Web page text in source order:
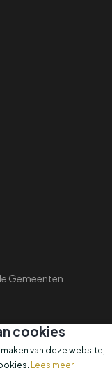
Gemeenten
cookies
van deze website,
Lees meer